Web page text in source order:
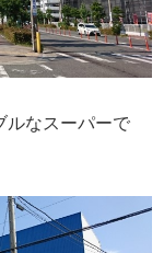
なスーパーで